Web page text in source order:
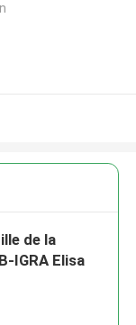
de la
IGRA Elisa